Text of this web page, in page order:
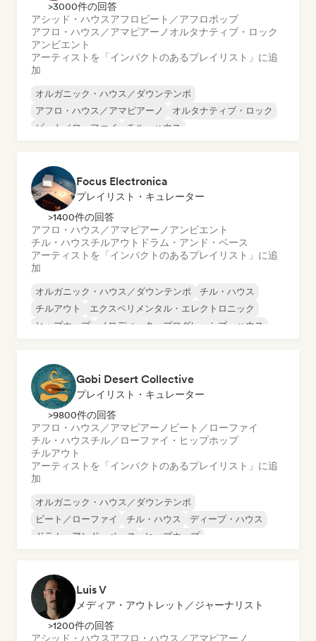
>3000件の回答
アシッド・ハウスアフロビート／アフロポップ
アフロ・ハウス／アマピアーノ オルタナティブ・ロック
アンビエント
アーティストを「インパクトのあるプレイリスト」に追
加
オルガニック・ハウス／ダウンテンポ
アフロ・ハウス／アマピアーノ
オルタナティブ・ロック
ビート／ローファイ
チル・ハウス
Focus Electronica
プレイリスト・キュレーター
>1400件の回答
アフロ・ハウス／アマピアーノ アンビエント
チル・ハウスチルアウト ドラム・アンド・ベース
アーティストを「インパクトのあるプレイリスト」に追
加
オルガニック・ハウス／ダウンテンポ
チル・ハウス
チルアウト
エクスペリメンタル・エレクトロニック
ヒップホップ
メロディック・プログレッシブ・ハウス
Gobi Desert Collective
プレイリスト・キュレーター
>9800件の回答
アフロ・ハウス／アマピアーノ ビート／ローファイ
チル・ハウスチル／ローファイ・ヒップホップ
チルアウト
アーティストを「インパクトのあるプレイリスト」に追
加
オルガニック・ハウス／ダウンテンポ
ビート／ローファイ
チル・ハウス
ディープ・ハウス
ドラム・アンド・ベース
ヒップホップ
Luis V
メディア・アウトレット／ジャーナリスト
>1200件の回答
アシッド・ハウスアフロ・ハウス／アマピアーノ